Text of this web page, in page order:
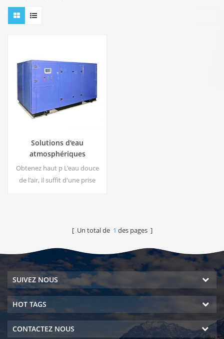
Solutions d'eau
atmosphériques
commerciales EA-1000
Obtenez haut p L'eau douce
de l'air, il suffit d'une prise
industriel vous donne une eau
[ Un total de 1 des pages ]
SUIVEZ NOUS
HOT TAGS
CONTACTEZ NOUS